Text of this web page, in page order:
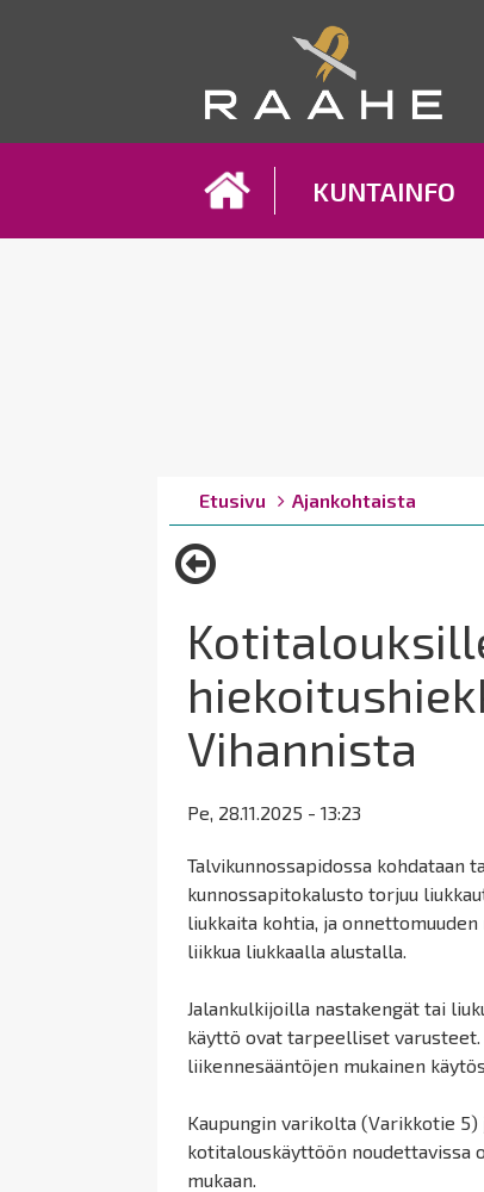
KUNTAINFO
Breadcrumbs
You
are
here:
Etusivu Ajankohtaista
Vihannista
Pe, 28.11.2025 - 13:23
Talvikunnossapidossa kohdataan
kunnossapitokalusto torjuu
liukkaita kohtia, ja
liikkua liukkaalla alustalla.
Jalankulkijoilla nastakengät tai
käyttö ovat tarpeelliset
liikennesääntöjen mukainen
Kaupungin varikolta (Varikkotie
kotitalouskäyttöön noudettavissa
mukaan.